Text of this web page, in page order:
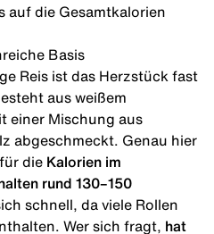
auf die Gesamtkalorien
Basis
Reis ist das Herzstück fast
aus weißem
einer Mischung aus
abgeschmeckt. Genau hier
die Kalorien im
rund 130–150
schnell, da viele Rollen
Wer sich fragt, hat